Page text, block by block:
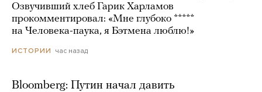
Озвучивший хлеб Гарик Харламов
прокомментировал: «Мне глубоко *****
на Человека-паука, я Бэтмена люблю!»
ИСТОРИИ час назад
Bloomberg: Путин начал давить